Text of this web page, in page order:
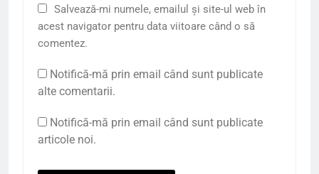
Salvează-mi numele, emailul și site-ul web în
acest navigator pentru data viitoare când o să
comentez.
Notifică-mă prin email când sunt publicate
alte comentarii.
Notifică-mă prin email când sunt publicate
articole noi.